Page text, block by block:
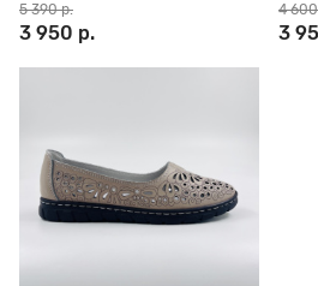
3 950 р.
5 390 р.
3
4